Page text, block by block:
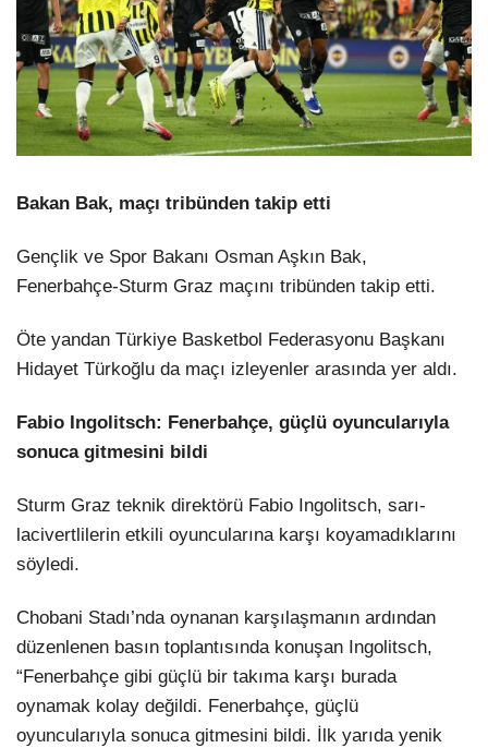
Bakan Bak, maçı tribünden takip etti
Gençlik ve Spor Bakanı Osman Aşkın Bak,
Fenerbahçe-Sturm Graz maçını tribünden takip etti.
Öte yandan Türkiye Basketbol Federasyonu Başkanı
Hidayet Türkoğlu da maçı izleyenler arasında yer aldı.
Fabio Ingolitsch: Fenerbahçe, güçlü oyuncularıyla
sonuca gitmesini bildi
Sturm Graz teknik direktörü Fabio Ingolitsch, sarı-
lacivertlilerin etkili oyuncularına karşı koyamadıklarını
söyledi.
Chobani Stadı’nda oynanan karşılaşmanın ardından
düzenlenen basın toplantısında konuşan Ingolitsch,
“Fenerbahçe gibi güçlü bir takıma karşı burada
oynamak kolay değildi. Fenerbahçe, güçlü
oyuncularıyla sonuca gitmesini bildi. İlk yarıda yenik